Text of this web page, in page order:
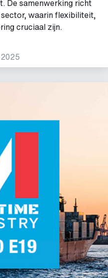
De samenwerking richt
waarin flexibiliteit,
cruciaal zijn.